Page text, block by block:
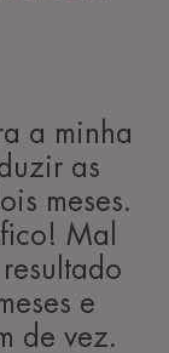
a minha
as
meses.
Mal
e
de vez.